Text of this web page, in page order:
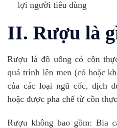
lợi người tiêu dùng
II. Rượu là
Rượu là đồ uống có cồn
quá trình lên men (có hoặc
của các loại ngũ cốc, dịch
hoặc được pha chế từ cồn
Rượu không bao gồm: Bia